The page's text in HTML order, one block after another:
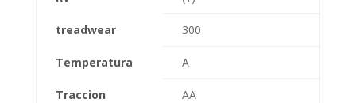
treadwear 300
Temperatura A
Traccion AA